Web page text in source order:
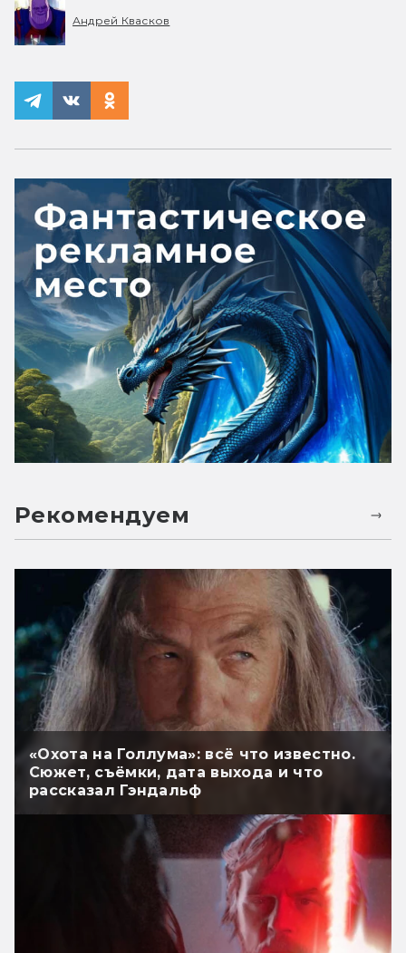
Андрей Квасков
Рекомендуем
«Охота на Голлума»: всё что известно.
Сюжет, съёмки, дата выхода и что
рассказал Гэндальф